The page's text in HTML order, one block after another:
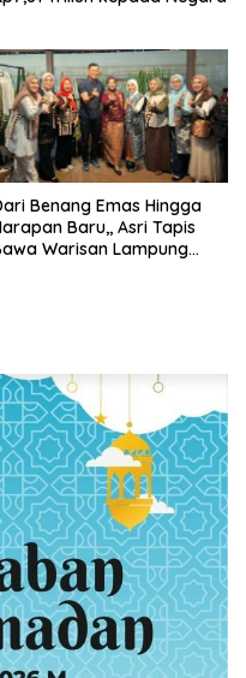
Benang Emas Hingga
Baru,, Asri Tapis
Warisan Lampung